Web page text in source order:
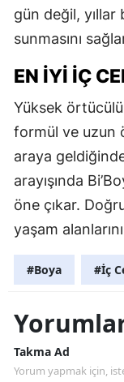
gün değil,
sunmasını
EN İYI İÇ
Yüksek
formül ve uzun
araya
arayışında
öne çıkar.
yaşam
#Boya #İç
Takma Ad
Yorum yapmak için,